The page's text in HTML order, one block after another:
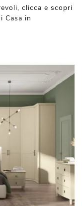
clicca e scopri
Casa in